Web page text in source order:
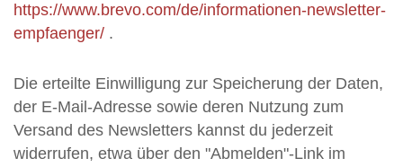
https://www.brevo.com/de/informationen-newsletter-
empfaenger/ .
Die erteilte Einwilligung zur Speicherung der Daten,
der E-Mail-Adresse sowie deren Nutzung zum
Versand des Newsletters kannst du jederzeit
widerrufen, etwa über den "Abmelden"-Link im